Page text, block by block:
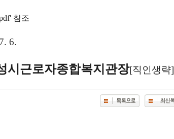
참조
6.
시근로자종합복지관장[직인생략]